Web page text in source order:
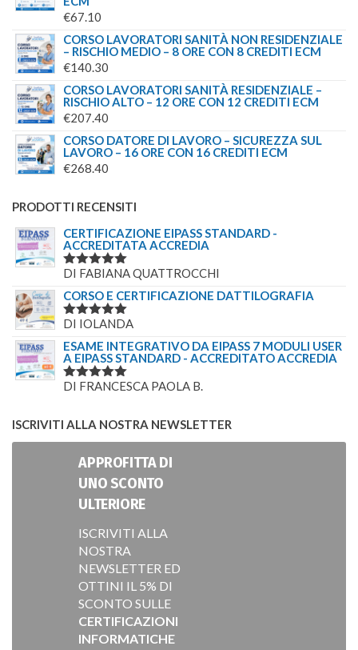
€67.10
CORSO LAVORATORI SANITÀ NON RESIDENZIALE
– RISCHIO MEDIO – 8 ORE CON 8 CREDITI ECM
€140.30
CORSO LAVORATORI SANITÀ RESIDENZIALE –
RISCHIO ALTO – 12 ORE CON 12 CREDITI ECM
€207.40
CORSO DATORE DI LAVORO – SICUREZZA SUL
LAVORO – 16 ORE CON 16 CREDITI ECM
€268.40
PRODOTTI RECENSITI
CERTIFICAZIONE EIPASS STANDARD -
ACCREDITATA ACCREDIA
VALUTATO
DI FABIANA QUATTROCCHI
CORSO E CERTIFICAZIONE DATTILOGRAFIA
VALUTATO
DI IOLANDA
ESAME INTEGRATIVO DA EIPASS 7 MODULI USER
A EIPASS STANDARD - ACCREDITATO ACCREDIA
VALUTATO
DI FRANCESCA PAOLA B.
ISCRIVITI ALLA NOSTRA NEWSLETTER
APPROFITTA DI
UNO SCONTO
ULTERIORE
ISCRIVITI ALLA
NOSTRA
NEWSLETTER ED
OTTINI IL 5% DI
SCONTO SULLE
CERTIFICAZIONI
INFORMATICHE